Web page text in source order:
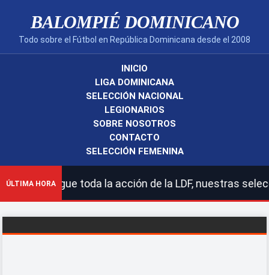
BALOMPIÉ DOMINICANO
Todo sobre el Fútbol en República Dominicana desde el 2008
INICIO
LIGA DOMINICANA
SELECCIÓN NACIONAL
LEGIONARIOS
SOBRE NOSOTROS
CONTACTO
SELECCIÓN FEMENINA
ÚLTIMA HORAtoda la acción de la LDF, nuestras selecciones